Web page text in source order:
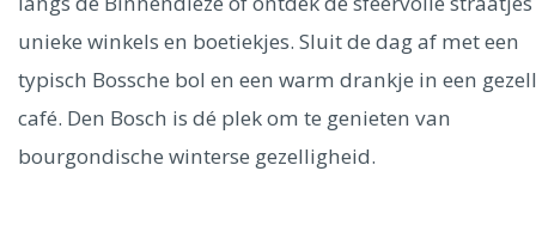
unieke winkels en boetiekjes. Sluit de dag af met een
typisch Bossche bol en een warm drankje in een
café. Den Bosch is dé plek om te genieten van
bourgondische winterse gezelligheid.